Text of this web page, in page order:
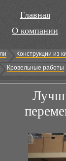
Главная
О компании
Конструкции из
Кровельные работы